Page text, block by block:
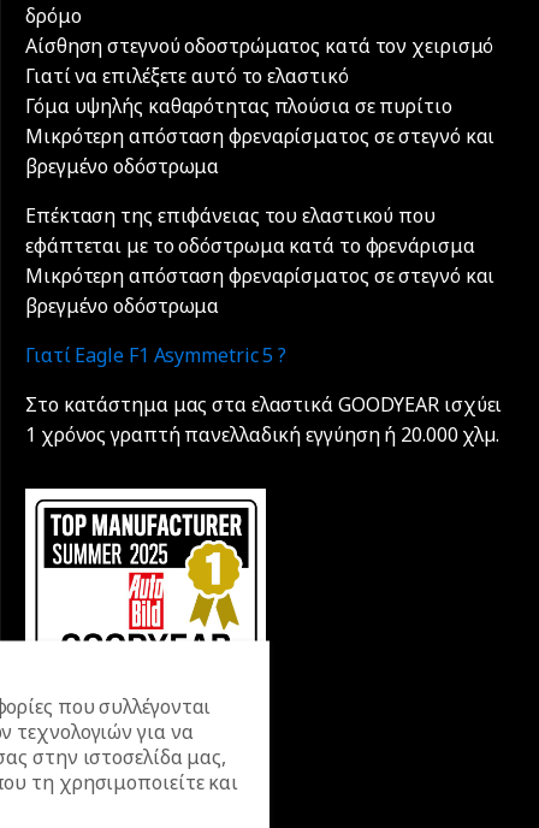
δρόμο
Αίσθηση στεγνού οδοστρώματος κατά τον χειρισμό
Γιατί να επιλέξετε αυτό το ελαστικό
Γόμα υψηλής καθαρότητας πλούσια σε πυρίτιο
Μικρότερη απόσταση φρεναρίσματος σε στεγνό και
βρεγμένο οδόστρωμα
Επέκταση της επιφάνειας του ελαστικού που
εφάπτεται με το οδόστρωμα κατά το φρενάρισμα
Μικρότερη απόσταση φρεναρίσματος σε στεγνό και
βρεγμένο οδόστρωμα
Γιατί Eagle F1 Asymmetric 5 ?
Στο κατάστημα μας στα ελαστικά GOODYEAR ισχύει
1 χρόνος γραπτή πανελλαδική εγγύηση ή 20.000 χλµ.
που συλλέγονται
τεχνολογιών για να
στην ιστοσελίδα μας,
τη χρησιμοποιείτε και